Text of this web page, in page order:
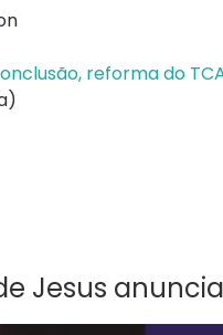
reforma do
Jesus